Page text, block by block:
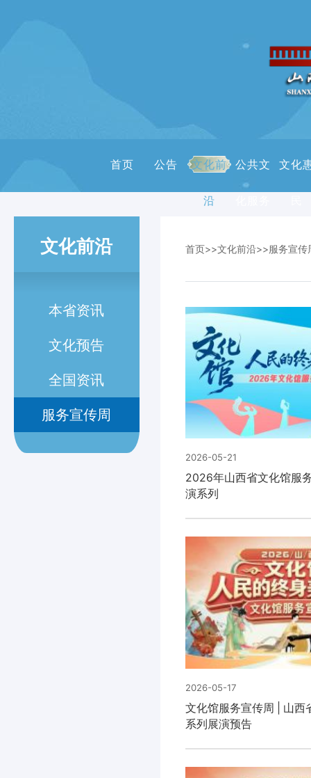
首页 公告 文化前
沿
公共文 文化
文化前沿
本省资讯
文化预告
全国资讯
服务宣传周
首页>>文化前沿>>服务宣传
2026-05-21
2026年山西省文化馆服
演系列
2026-05-17
文化馆服务宣传周 | 山西
系列展演预告